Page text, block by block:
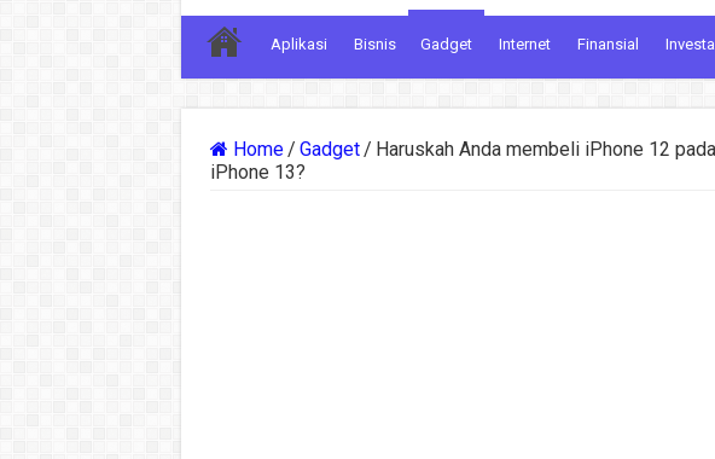
Aplikasi Bisnis Gadget Internet Finansial
Home/ Gadget/ Haruskah Anda membeli iPhone 12
iPhone 13?